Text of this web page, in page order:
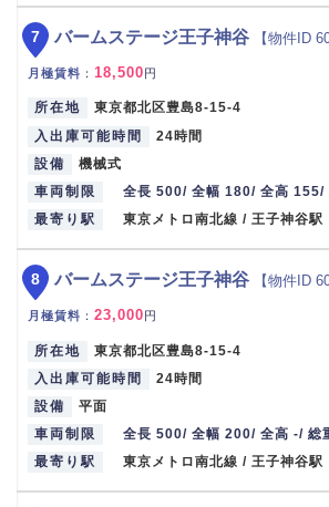
バームステージ王子神谷 【物件ID
月極賃料 ： 18,500円
所在地
東京都北区豊島8-15-4
入出庫可能時間
24時間
設備
機械式
車両制限
全長 500/ 全幅 180/ 全高 155/
最寄り駅
東京メトロ南北線 / 王子神谷駅
7
バームステージ王子神谷 【物件ID
月極賃料 ： 23,000 円
所在地
東京都北区豊島8-15-4
入出庫可能時間
24時間
設備
平面
車両制限
全長 500/ 全幅 200/ 全高 -/ 総
最寄り駅
東京メトロ南北線 / 王子神谷駅
8